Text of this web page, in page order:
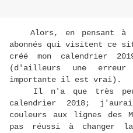
Alors, en pensant à
abonnés qui visitent ce
créé mon calendrier
(d'ailleurs une
importante il est vrai).
Il n'a que très peu
calendrier 2018;
couleurs aux lignes des
pas réussi à changer